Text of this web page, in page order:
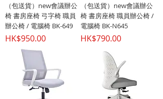
（包送貨）new會議辦公
椅 書房座椅 弓字椅 職員
辦公椅 / 電腦椅 BK-649
價格
HK$950.00
（包送貨）new會議辦公
椅 書房座椅 職員辦公椅 /
電腦椅 BK-N645
價格
HK$790.00